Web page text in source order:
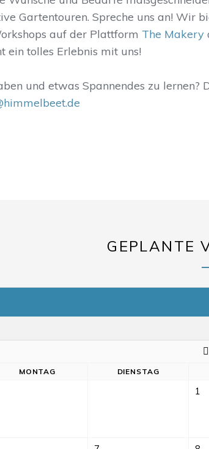
Gartentouren. Spreche uns an! Wir
auf der Plattform The Makery
ein tolles Erlebnis mit uns!
und etwas Spannendes zu lernen?
GEPLANTE
MO NTAG DIENSTAG
1